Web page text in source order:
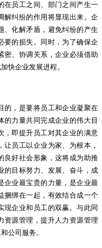
在员工之间、部门之间产生一
解纠纷的作用将显现出来。企
、化解矛盾，避免纠纷的产生
要的损失。同时，为了确保企
密、协调关系，企业必须借助
快企业发展进程。
的，是要将员工和企业凝聚在
的力量共同完成企业的伟大目
，即提升员工对其企业的满意
员工以企业为家、为根本，
良好社会形象，这将成为助推
的目标努力、发展、奋斗，成
企业最宝贵的力量，是企业最
捆绑在一起，有效结合成一个
现企业和员工的双赢。与此同
资源管理，提升人力资源管理
公司服务。